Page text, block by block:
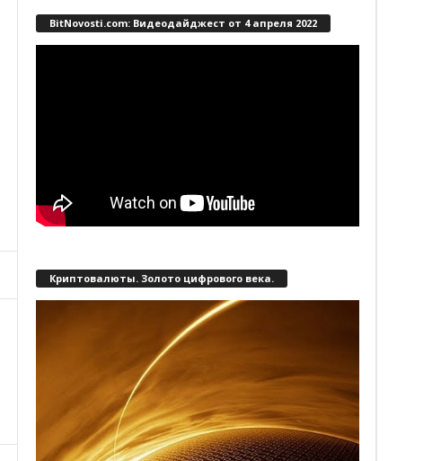
BitNovosti.com: Видеодайджест от 4 апреля 2022
Криптовалюты. Золото цифрового века.